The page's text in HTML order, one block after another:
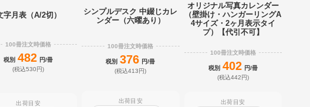
字月表（A/2切）
100冊注文時価格
税別 482 円/冊
(税込530円)
出荷目安
シンプルデスク 中綴じカレ
ンダー（六曜あり）
100冊注文時価格
税別 376 円/冊
(税込413円)
出荷目安
オリジナル写真カレンダー
（壁掛け・ハンガーリングA
4サイズ・2ヶ月表示タイ
プ）【代引不可】
100冊注文時価格
税別 402 円/冊
(税込442円)
出荷目安